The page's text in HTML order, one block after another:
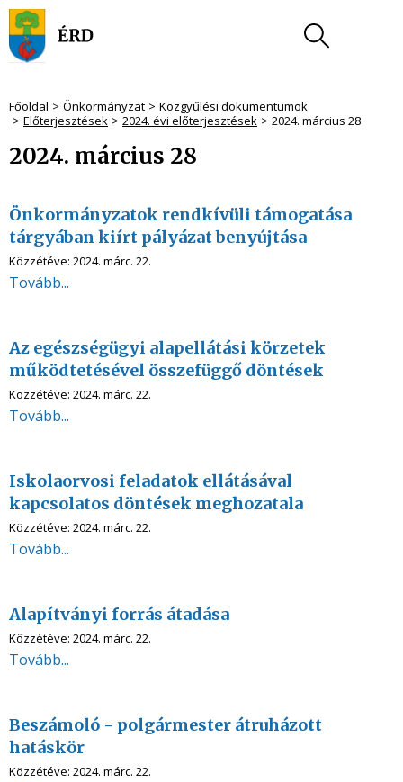
Főoldal Önkormányzat
Közgyűlési dokumentumok
Előterjesztések
2024. évi előterjesztések 2024. március 28
2024. március 28
Önkormányzatok rendkívüli támogatása
tárgyában kiírt pályázat benyújtása
Közzétéve: 2024. márc. 22.
Tovább...
Az egészségügyi alapellátási körzetek
működtetésével összefüggő döntések
Közzétéve: 2024. márc. 22.
Tovább...
Iskolaorvosi feladatok ellátásával
kapcsolatos döntések meghozatala
Közzétéve: 2024. márc. 22.
Tovább...
Alapítványi forrás átadása
Közzétéve: 2024. márc. 22.
Tovább...
Beszámoló - polgármester átruházott
hatáskör
Közzétéve: 2024. márc. 22.